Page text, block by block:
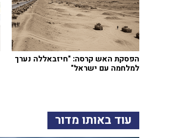
הפסקת האש קרסה: "חיזבאללה נערך
למלחמה עם ישראל"
עוד באותו מדור